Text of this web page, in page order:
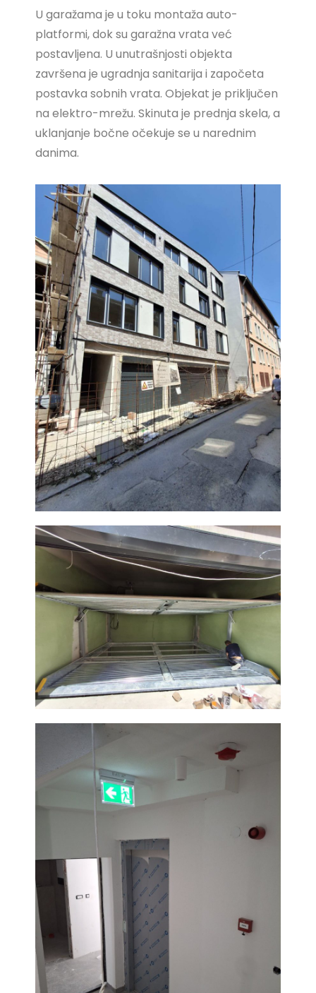
U garažama je u toku montaža auto-
platformi, dok su garažna vrata već
postavljena. U unutrašnjosti objekta
završena je ugradnja sanitarija i započeta
postavka sobnih vrata. Objekat je priključen
na elektro-mrežu. Skinuta je prednja skela, a
uklanjanje bočne očekuje se u narednim
danima.